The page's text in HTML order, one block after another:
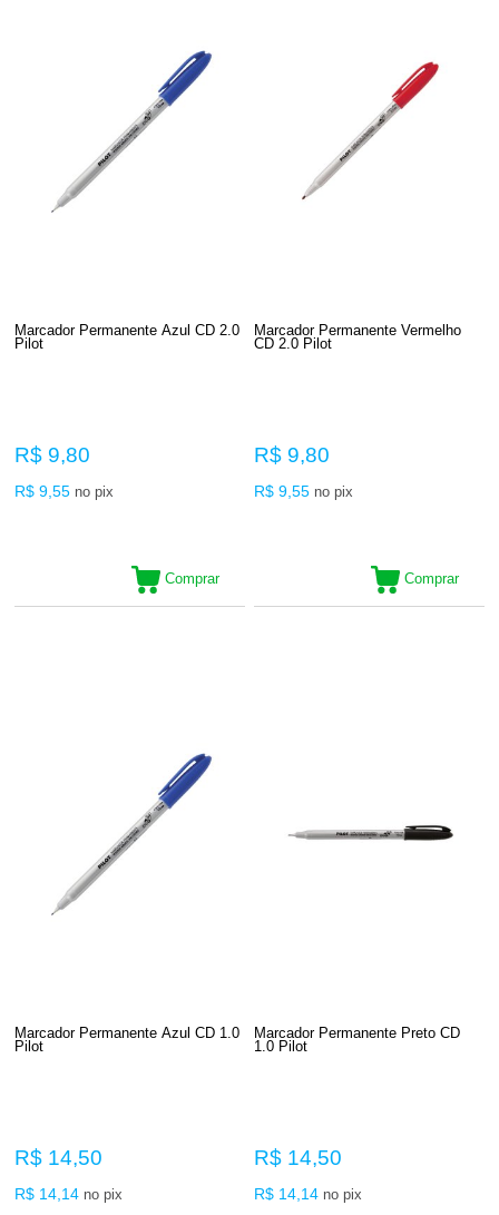
Marcador Permanente Azul CD 2.0
Pilot
R$ 9,80
R$ 9,55 no pix
Comprar
Marcador Permanente Vermelho
CD 2.0 Pilot
R$ 9,80
R$ 9,55 no pix
Comprar
Marcador Permanente Azul CD 1.0
Pilot
R$ 14,50
R$ 14,14 no pix
Marcador Permanente Preto CD
1.0 Pilot
R$ 14,50
R$ 14,14 no pix